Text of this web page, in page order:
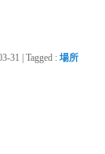
31 | Tagged : 場所